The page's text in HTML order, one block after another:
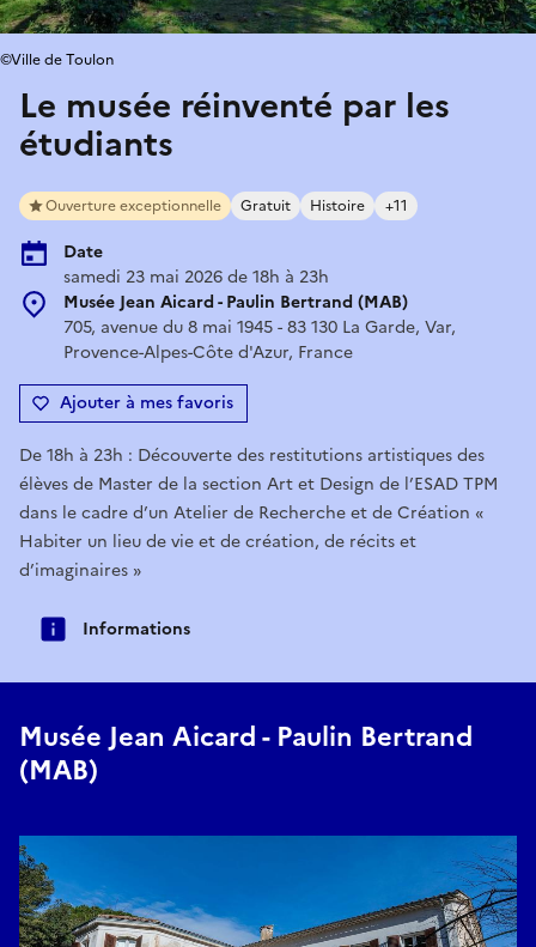
Le musée réinventé par les
étudiants
Ouverture exceptionnelle Gratuit Histoire +11
Date
samedi 23 mai 2026 de 18h à 23h
Musée Jean Aicard - Paulin Bertrand (MAB)
705, avenue du 8 mai 1945 - 83 130 La Garde, Var,
Provence-Alpes-Côte d'Azur, France
Ajouter à mes favoris
©Ville de Toulon
De 18h à 23h : Découverte des restitutions artistiques des
élèves de Master de la section Art et Design de l’ESAD TPM
dans le cadre d’un Atelier de Recherche et de Création «
Habiter un lieu de vie et de création, de récits et
d’imaginaires »
Informations
Musée Jean Aicard - Paulin Bertrand
(MAB)